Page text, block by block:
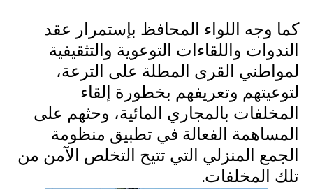
كما وجه اللواء المحافظ بإستمرار عقد
الندوات واللقاءات التوعوية والتثقيفية
لمواطني القرى المطلة على الترعة،
لتوعيتهم وتعريفهم بخطورة إلقاء
المخلفات بالمجاري المائية، وحثهم على
المساهمة الفعالة في تطبيق منظومة
الجمع المنزلي التي تتيح التخلص الآمن من
تلك المخلفات.